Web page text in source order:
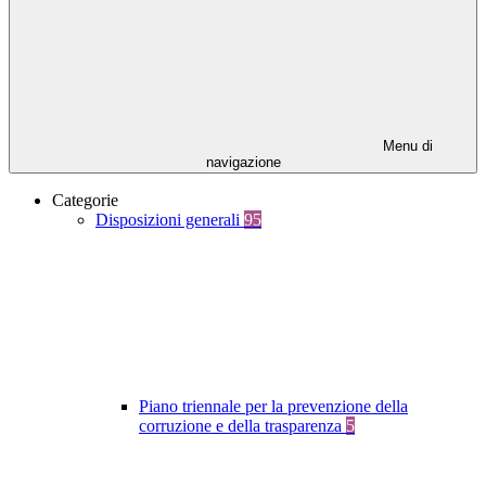
Menu di
navigazione
Categorie
Disposizioni generali 95
Piano triennale per la prevenzione della
corruzione e della trasparenza 5